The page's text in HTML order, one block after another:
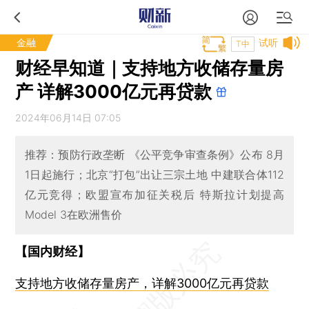
金融 试听
T中
财经早知道｜支持地方收储存量房
产 详解3000亿元再贷款
2024年06月14日 07:05
推荐：预防行政垄断 《公平竞争审查条例》公布 8月
1日起施行；北京“打包”出让三宗土地 中建联合体112
亿元竞得；欧盟宣布加征关税后 特斯拉计划提高
Model 3在欧洲售价
【国内财经】
支持地方收储存量房产，详解3000亿元再贷款